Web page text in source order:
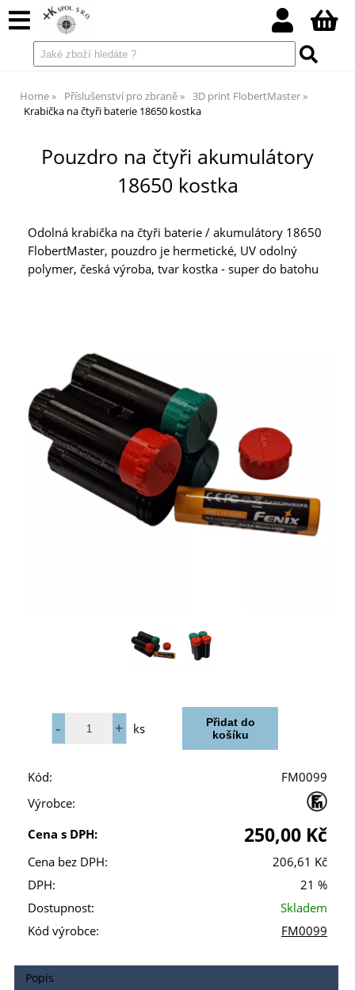
Home Příslušenství pro zbraně
3D print FlobertMaster
Krabička na čtyři baterie 18650 kostka
Pouzdro na čtyři akumulátory
18650 kostka
Odolná krabička na čtyři baterie / akumulátory 18650
FlobertMaster, pouzdro je hermetické, UV odolný
polymer, česká výroba, tvar kostka - super do batohu
ks
Kód:
FM0099
Výrobce:
Cena s DPH:
250,00 Kč
Cena bez DPH:
206,61 Kč
DPH:
21 %
Dostupnost:
Skladem
Kód výrobce:
FM0099
Popis